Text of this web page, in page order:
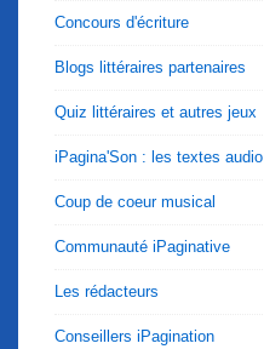
Concours d'écriture
Blogs littéraires partenaires
Quiz littéraires et autres jeux
iPagina'Son : les textes audio
Coup de coeur musical
Communauté iPaginative
Les rédacteurs
Conseillers iPagination